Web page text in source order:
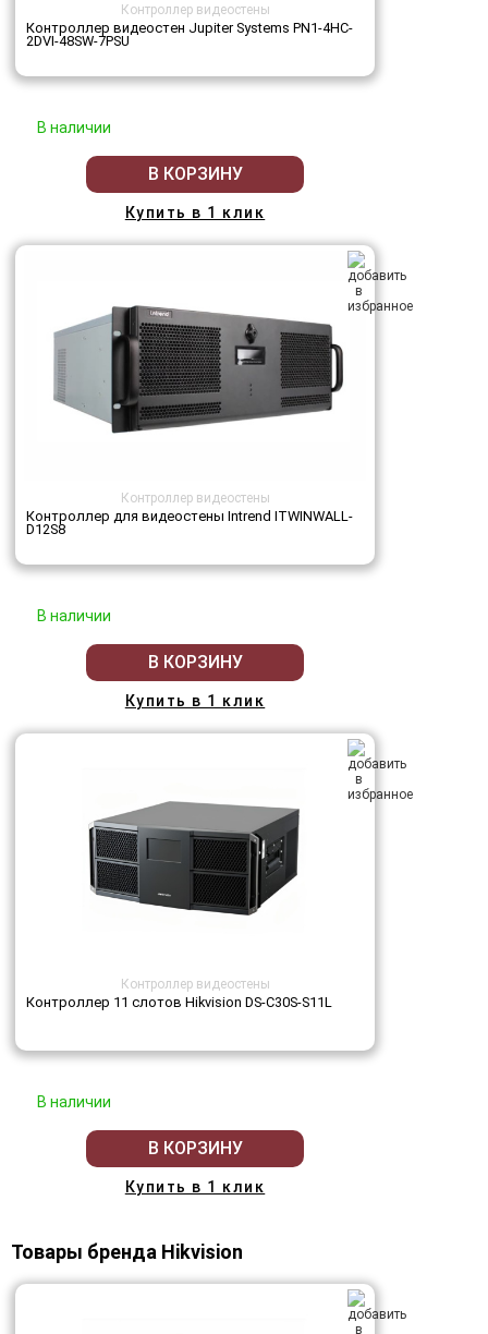
Контроллер видеостены
Контроллер видеостен Jupiter Systems PN1-4HC-
2DVI-48SW-7PSU
В наличии
В КОРЗИНУ
Купить в 1 клик
Контроллер видеостены
Контроллер для видеостены Intrend ITWINWALL-
D12S8
В наличии
В КОРЗИНУ
Купить в 1 клик
Контроллер видеостены
Контроллер 11 слотов Hikvision DS-C30S-S11L
В наличии
В КОРЗИНУ
Купить в 1 клик
Товары бренда Hikvision